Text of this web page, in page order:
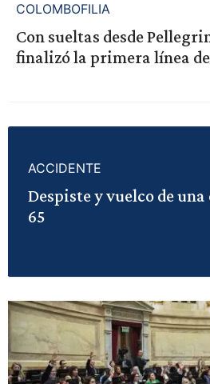
COLOMBOFILIA
Con sueltas desde
finalizó la primera línea
ACCIDENTE
Despiste y vuelco de
65